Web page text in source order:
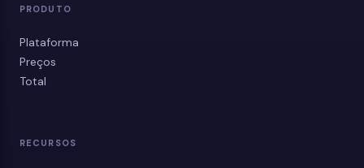
PRODUTO
Plataforma
Preços
Total
RECURSOS